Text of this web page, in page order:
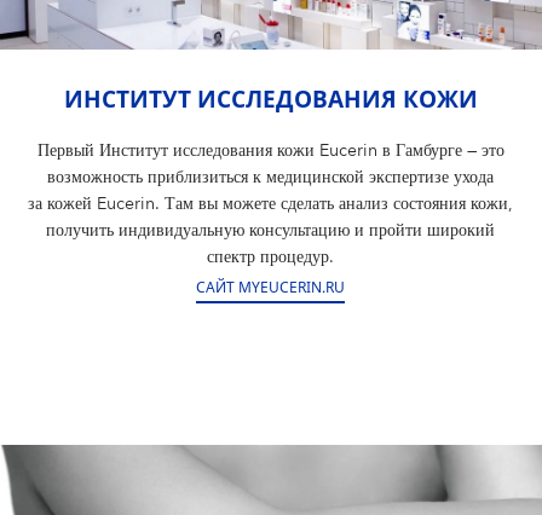
ИНСТИТУТ ИССЛЕДОВАНИЯ КОЖИ
Первый Институт исследования кожи Eucerin в Гамбурге — это
возможность приблизиться к медицинской экспертизе ухода
за кожей Eucerin. Там вы можете сделать анализ состояния кожи,
получить индивидуальную консультацию и пройти широкий
спектр процедур.
САЙТ MYEUCERIN.RU